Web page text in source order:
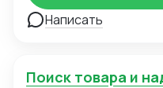
Написать
Поиск товара и надежного поставщика в